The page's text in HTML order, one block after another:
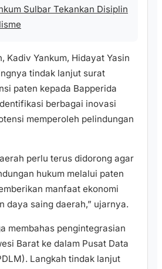
Sulbar Tekankan Disiplin
Kadiv Yankum, Hidayat Yasin
tindak lanjut surat
paten kepada Bapperida
berbagai inovasi
memperoleh pelindungan
perlu terus didorong agar
hukum melalui paten
manfaat ekonomi
daya saing daerah,” ujarnya.
membahas pengintegrasian
Barat ke dalam Pusat Data
Langkah tindak lanjut